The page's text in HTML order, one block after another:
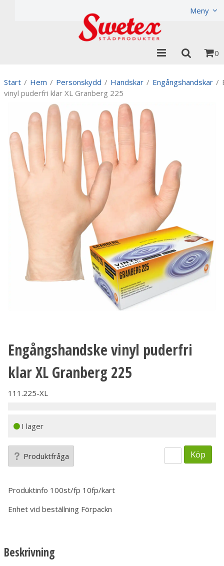
Meny
0
Start / Hem / Personskydd / Handskar / Engångshandskar /
vinyl puderfri klar XL Granberg 225
Engångshandske vinyl puderfri
klar XL Granberg 225
111.225-XL
I lager
Produktfråga Köp
Produktinfo 100st/fp 10fp/kart
Enhet vid beställning Förpackn
Beskrivning